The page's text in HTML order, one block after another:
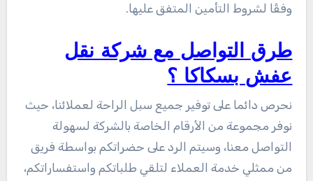
وفقًا لشروط التأمين المتفق عليها.
طرق التواصل مع شركة نقل
عفش بسكاكا ؟
نحرص دائما على توفير جميع سبل الراحة لعملائنا، حيث
نوفر مجموعة من الأرقام الخاصة بالشركة لسهولة
التواصل معنا، وسيتم الرد على حضراتكم بواسطة فريق
من ممثلي خدمة العملاء لتلقي طلباتكم واستفساراتكم،